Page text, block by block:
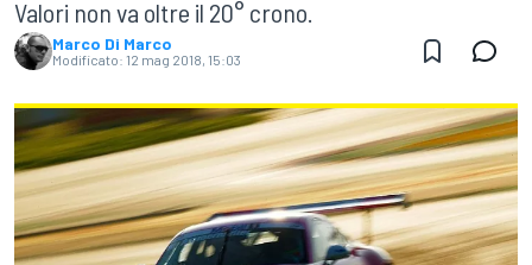
Valori non va oltre il 20° crono.
Marco Di Marco
Modificato: 12 mag 2018, 15:03